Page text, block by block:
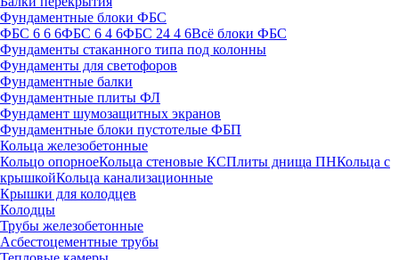
Фундаментные блоки ФБС
ФБС 6 6 6ФБС 6 4 6ФБС 24 4 6Всё блоки ФБС
Фундаменты стаканного типа под колонны
Фундаменты для светофоров
Фундаментные балки
Фундаментные плиты ФЛ
Фундамент шумозащитных экранов
Фундаментные блоки пустотелые ФБП
Кольца железобетонные
Кольцо опорноеКольца стеновые КСПлиты днища ПНКольца с
крышкойКольца канализационные
Крышки для колодцев
Колодцы
Трубы железобетонные
Асбестоцементные трубы